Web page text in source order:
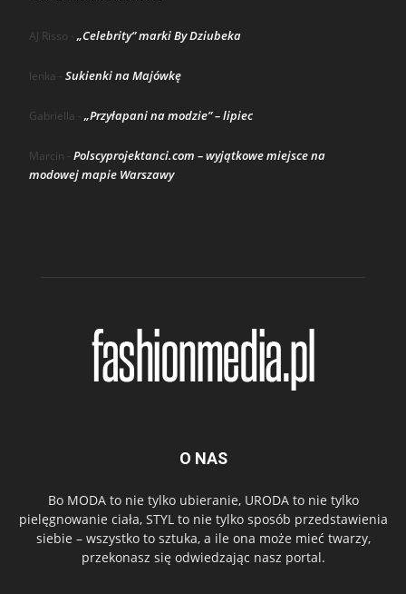
AJ Risso - „Celebrity” marki By Dziubeka
lenka - Sukienki na Majówkę
Gabriella - „Przyłapani na modzie” – lipiec
Marcin - Polscyprojektanci.com – wyjątkowe miejsce na
modowej mapie Warszawy
O NAS
Bo MODA to nie tylko ubieranie, URODA to nie tylko
pielęgnowanie ciała, STYL to nie tylko sposób przedstawienia
siebie – wszystko to sztuka, a ile ona może mieć twarzy,
przekonasz się odwiedzając nasz portal.